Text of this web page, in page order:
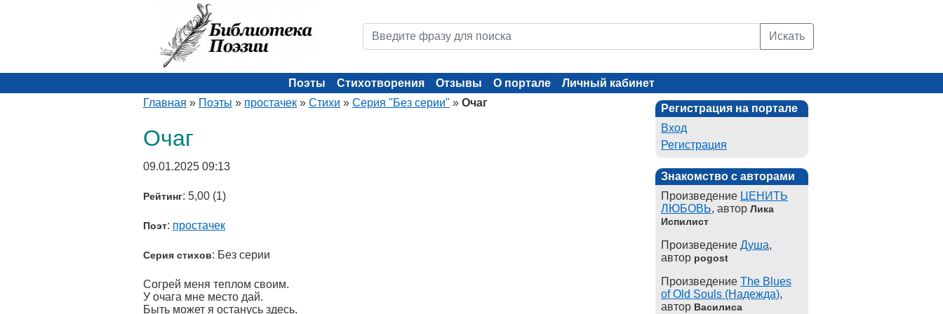
Искать
Поэты Стихотворения Отзывы О портале
Личный кабинет
Главная » Поэты » простачек » Стихи » Серия "Без серии" » Очаг
Очаг
09.01.2025 09:13
Рейтинг: 5,00 (1)
Поэт: простачек
Серия стихов: Без серии
Согрей меня теплом своим.
У очага мне место дай.
Быть может я останусь здесь.
Регистрация на портале
Вход
Регистрация
Знакомство с авторами
Произведение ЦЕНИТЬ
ЛЮБОВЬ, автор Лика
Испилист
Произведение Душа,
автор pogost
Произведение The Blues
of Old Souls (Надежда),
автор Василиса